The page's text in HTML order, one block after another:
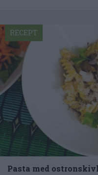
Pasta med
RECEPT